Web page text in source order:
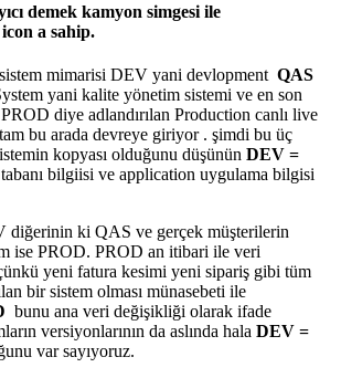
demek kamyon simgesi ile
a sahip.
mimarisi DEV yani devlopment QAS
yani kalite yönetim sistemi ve en son
diye adlandırılan Production canlı live
bu arada devreye giriyor . şimdi bu üç
kopyası olduğunu düşünün DEV =
bilgiisi ve application uygulama bilgisi
diğerinin ki QAS ve gerçek müşterilerin
ise PROD. PROD an itibari ile veri
yeni fatura kesimi yeni sipariş gibi tüm
bir sistem olması münasebeti ile
bunu ana veri değişikliği olarak ifade
versiyonlarının da aslında hala DEV =
var sayıyoruz.